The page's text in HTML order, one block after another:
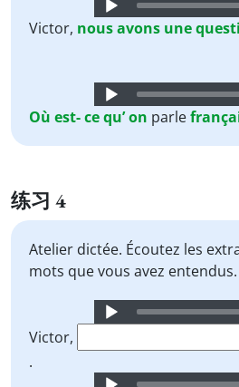
Player
Victor, nousavons une
Player
Où est-cequ’on parle
练习 4
Atelier dictée. Écoutez les
mots que vous avez entendus.
Player
Victor,
.